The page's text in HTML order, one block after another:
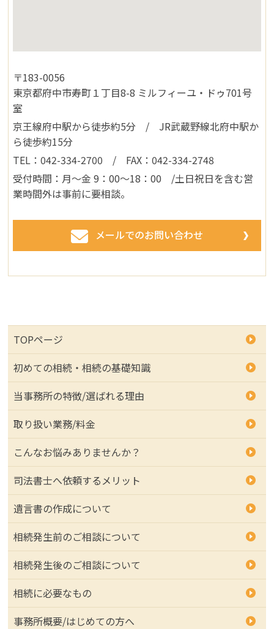
〒183-0056
東京都府中市寿町１丁目8-8 ミルフィーユ・ドゥ701号
室
京王線府中駅から徒歩約5分 / JR武蔵野線北府中駅か
ら徒歩約15分
TEL：042-334-2700 / FAX：042-334-2748
受付時間：月〜金 9：00〜18：00 /土日祝日を含む営
業時間外は事前に要相談。
メールでのお問い合わせ
TOPページ
初めての相続・相続の基礎知識
当事務所の特徴/選ばれる理由
取り扱い業務/料金
こんなお悩みありませんか？
司法書士へ依頼するメリット
遺言書の作成について
相続発生前のご相談について
相続発生後のご相談について
相続に必要なもの
事務所概要/はじめての方へ